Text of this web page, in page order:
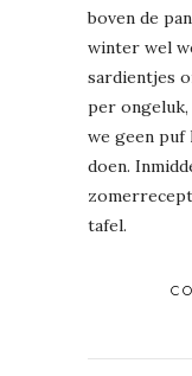
boven de
winter wel
sardientjes
per
we geen puf
doen.
tafel.